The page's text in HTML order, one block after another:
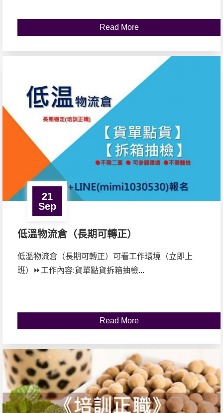
Read More
21
Sep
低溫物流倉（長期可轉正）
低溫物流倉（長期可轉正）可看工作環境（立即上
班）⏩工作內容:貨單點貨拆箱抽檢...
Read More